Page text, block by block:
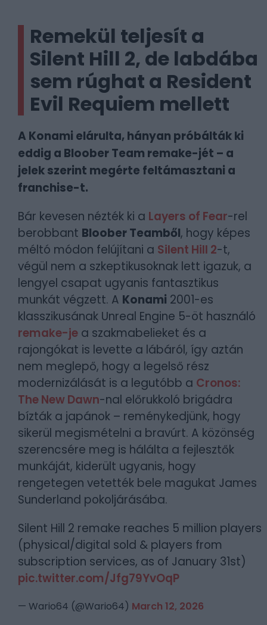
Remekül teljesít a
Silent Hill 2, de labdába
sem rúghat a Resident
Evil Requiem mellett
A Konami elárulta, hányan próbálták ki
eddig a Bloober Team remake-jét – a
jelek szerint megérte feltámasztani a
franchise-t.
Bár kevesen nézték ki a Layers of Fear-rel
berobbant Bloober Teamből, hogy képes
méltó módon felújítani a Silent Hill 2-t,
végül nem a szkeptikusoknak lett igazuk, a
lengyel csapat ugyanis fantasztikus
munkát végzett. A Konami 2001-es
klasszikusának Unreal Engine 5-öt használó
remake-je a szakmabelieket és a
rajongókat is levette a lábáról, így aztán
nem meglepő, hogy a legelső rész
modernizálását is a legutóbb a Cronos:
The New Dawn-nal előrukkoló brigádra
bízták a japánok – reménykedjünk, hogy
sikerül megismételni a bravúrt. A közönség
szerencsére meg is hálálta a fejlesztők
munkáját, kiderült ugyanis, hogy
rengetegen vetették bele magukat James
Sunderland pokoljárásába.
Silent Hill 2 remake reaches 5 million players
(physical/digital sold & players from
subscription services, as of January 31st)
pic.twitter.com/Jfg79YvOqP
— Wario64 (@Wario64) March 12, 2026